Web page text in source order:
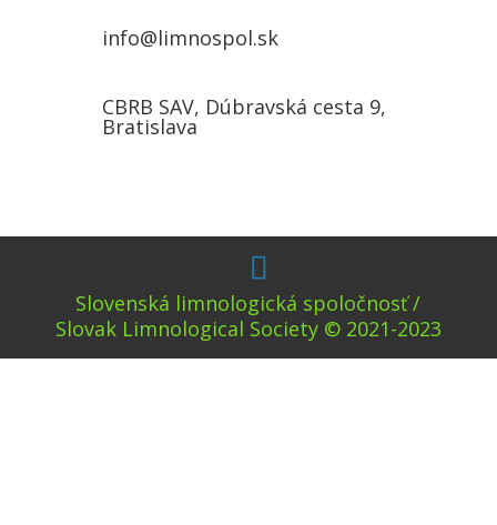
info@limnospol.sk
CBRB SAV, Dúbravská cesta 9,
Bratislava
Slovenská limnologická spoločnosť /
Slovak Limnological Society © 2021-2023